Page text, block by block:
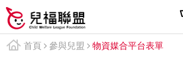
首頁 參與兒盟 物資媒合平台表單